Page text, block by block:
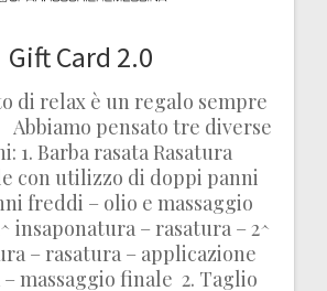
Gift Card 2.0
di relax è un regalo sempre
pensato tre diverse
1. Barba rasata Rasatura
con utilizzo di doppi panni
freddi – olio e massaggio
insaponatura – rasatura – 2^
– rasatura – applicazione
massaggio finale 2. Taglio